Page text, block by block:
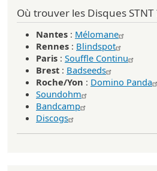
Où trouver les Disques STNT
Nantes : Mélomane
Rennes : Blindspot
Paris : Souffle Continu
Brest : Badseeds
Roche/Yon : Domino Panda
Soundohm
Bandcamp
Discogs